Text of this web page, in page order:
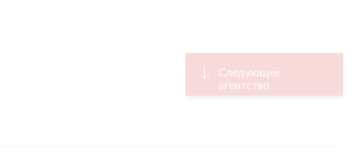
Следующее
агентство